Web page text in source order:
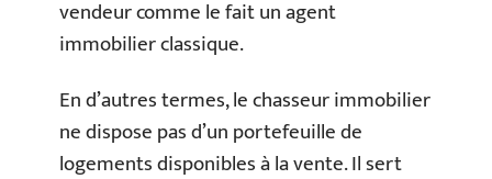
vendeur comme le fait un agent
immobilier classique.
En d’autres termes, le chasseur immobilier
ne dispose pas d’un portefeuille de
logements disponibles à la vente. Il sert